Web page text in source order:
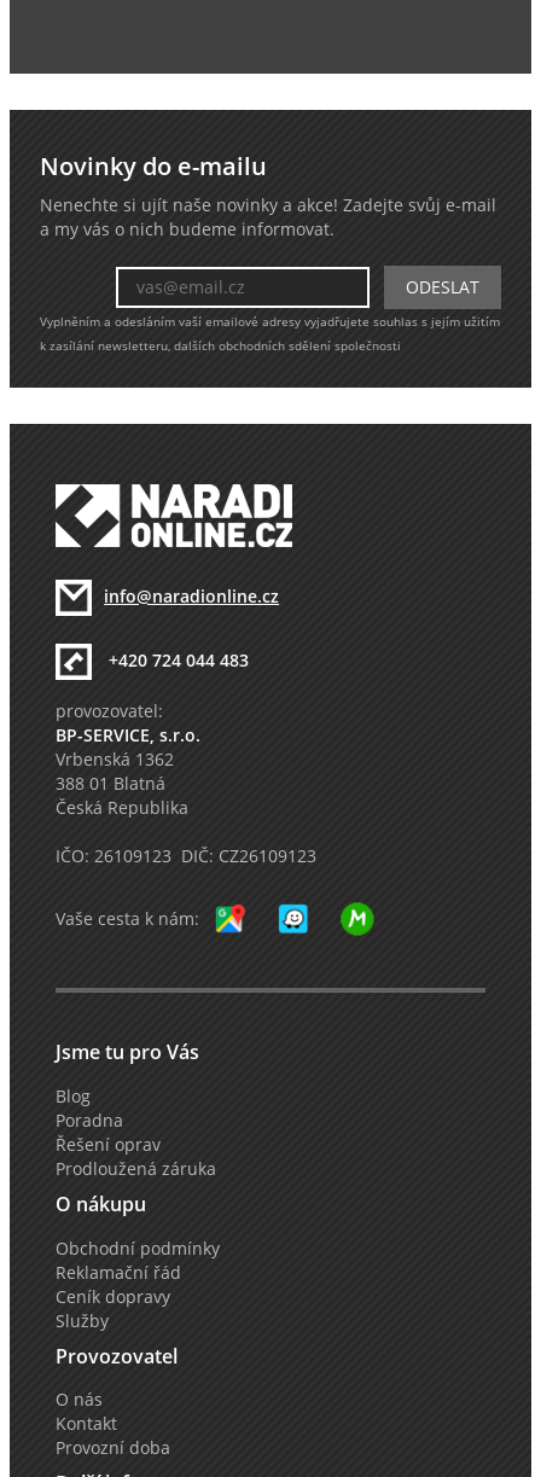
Novinky do e-mailu
Nenechte si ujít naše novinky a akce! Zadejte svůj e-mail
a my vás o nich budeme informovat.
Vyplněním a odesláním vaší emailové adresy vyjadřujete souhlas s jejím užitím
k zasílání newsletteru, dalších obchodních sdělení společnosti
info@naradionline.cz
+420 724 044 483
provozovatel:
BP-SERVICE, s.r.o.
Vrbenská 1362
388 01 Blatná
Česká Republika
IČO: 26109123 DIČ: CZ26109123
Vaše cesta k nám:
Jsme tu pro Vás
Blog
Poradna
Řešení oprav
Prodloužená záruka
O nákupu
Obchodní podmínky
Reklamační řád
Ceník dopravy
Služby
Provozovatel
O nás
Kontakt
Provozní doba